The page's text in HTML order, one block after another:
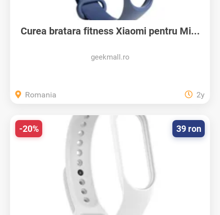
Curea bratara fitness Xiaomi pentru Mi...
geekmall.ro
Romania 2y
39 ron
-20%